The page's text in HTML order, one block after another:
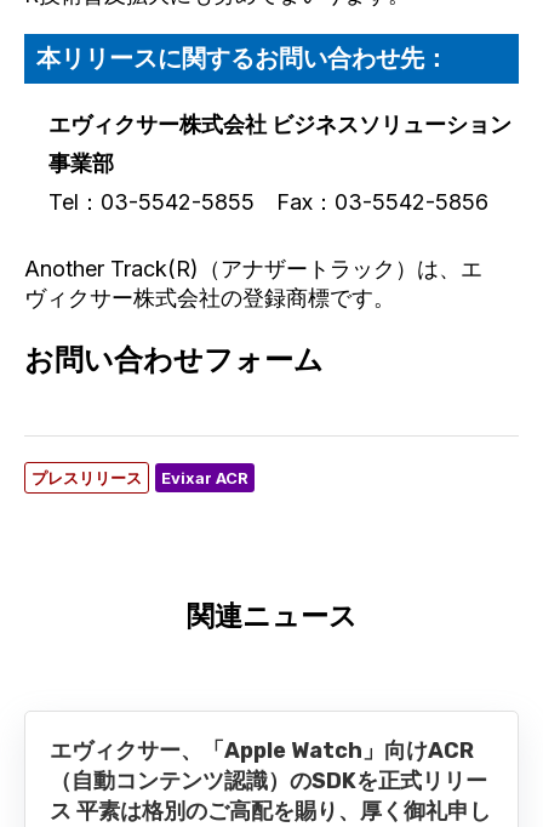
本リリースに関するお問い合わせ先：
エヴィクサー株式会社 ビジネスソリューション
事業部
Tel：03-5542-5855 Fax：03-5542-5856
Another Track(R)（アナザートラック）は、エ
ヴィクサー株式会社の登録商標です。
お問い合わせフォーム
プレスリリース Evixar ACR
関連ニュース
エヴィクサー、「Apple Watch」向けACR
（自動コンテンツ認識）のSDKを正式リリー
ス 平素は格別のご高配を賜り、厚く御礼申し